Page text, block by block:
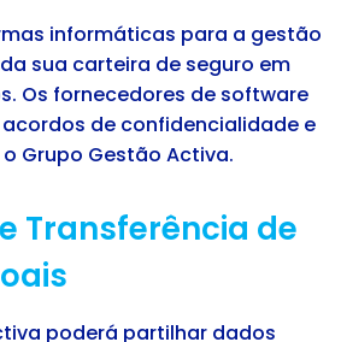
informáticas para a gestão
sua carteira de seguro em
Os fornecedores de software
de confidencialidade e
Grupo Gestão Activa.
Transferência de
poderá partilhar dados